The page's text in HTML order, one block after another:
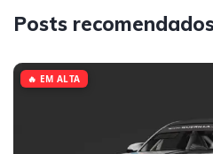
Posts
🔥 EM ALTA